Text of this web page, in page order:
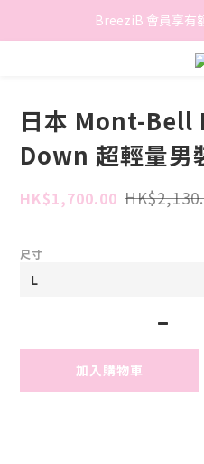
香港地區滿$500免費送
BreeziB 會員享有
香港地區滿$500免費送
日本 Mont-Bell
Down 超輕量男
HK$1,700.00
尺寸
加入購物車